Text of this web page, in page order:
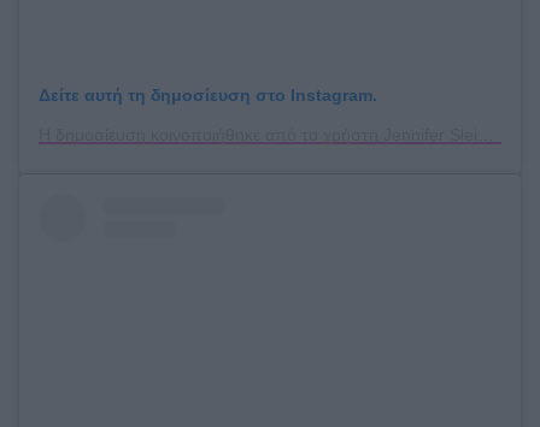
Δείτε αυτή τη δημοσίευση στο Instagram.